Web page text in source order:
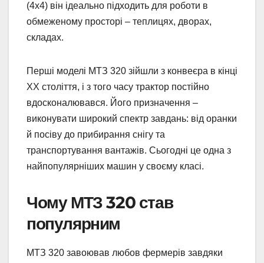
(4х4) він ідеально підходить для роботи в
обмеженому просторі – теплицях, дворах,
складах.
Перші моделі МТЗ 320 зійшли з конвеєра в кінці
XX століття, і з того часу трактор постійно
вдосконалювався. Його призначення –
виконувати широкий спектр завдань: від оранки
й посіву до прибирання снігу та
транспортування вантажів. Сьогодні це одна з
найпопулярніших машин у своєму класі.
Чому МТЗ 320 став
популярним
МТЗ 320 завоював любов фермерів завдяки